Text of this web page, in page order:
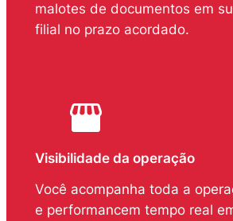
malotes de documentos em
filial no prazo acordado.
Visibilidade da operação
Você acompanha toda a
e performancem tempo real